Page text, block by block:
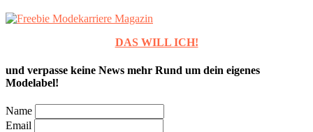
DAS WILL ICH!
und verpasse keine News mehr Rund um dein eigenes
Modelabel!
Name
Email